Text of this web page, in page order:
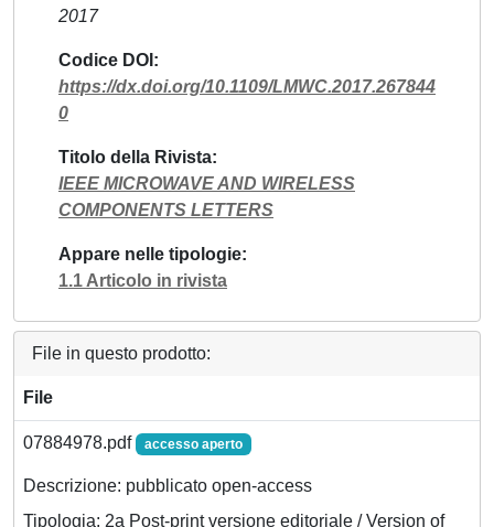
2017
Codice DOI
https://dx.doi.org/10.1109/LMWC.2017.267844
0
Titolo della Rivista
IEEE MICROWAVE AND WIRELESS
COMPONENTS LETTERS
Appare nelle tipologie
1.1 Articolo in rivista
File in questo prodotto:
File
07884978.pdf accesso aperto
Descrizione: pubblicato open-access
Tipologia: 2a Post-print versione editoriale / Version of